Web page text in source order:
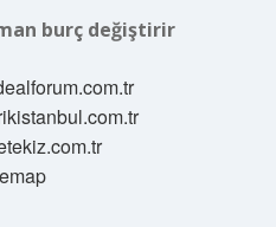
burç değiştirir